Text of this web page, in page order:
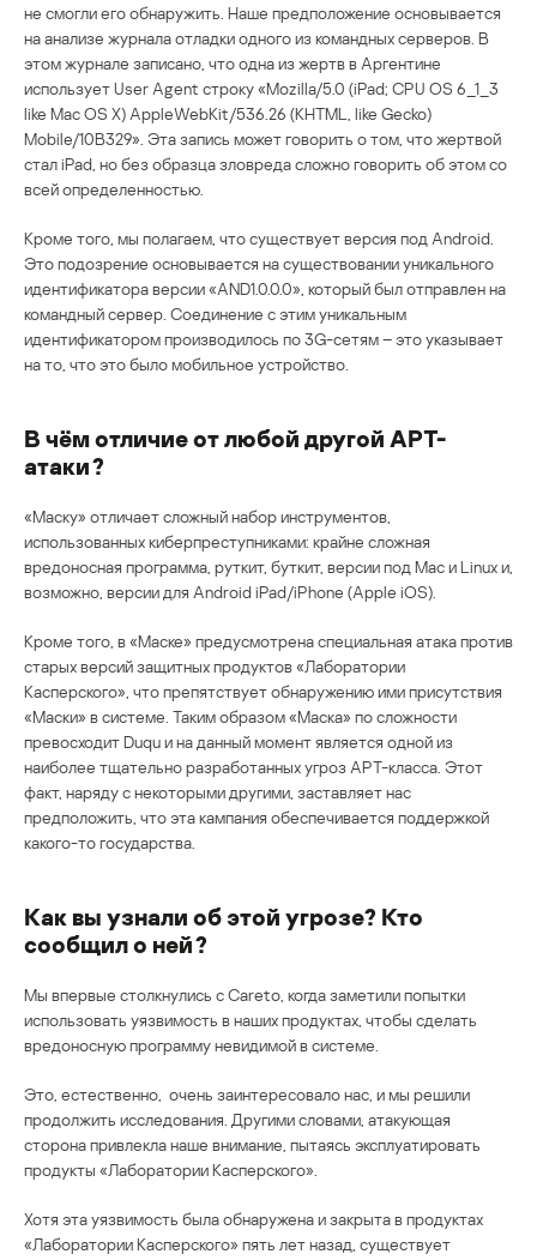
не смогли его обнаружить. Наше предположение основывается
на анализе журнала отладки одного из командных серверов. В
этом журнале записано, что одна из жертв в Аргентине
использует User Agent строку «Mozilla/5.0 (iPad; CPU OS 6_1_3
like Mac OS X) AppleWebKit/536.26 (KHTML, like Gecko)
Mobile/10B329». Эта запись может говорить о том, что жертвой
стал iPad, но без образца зловреда сложно говорить об этом со
всей определенностью.
Кроме того, мы полагаем, что существует версия под Android.
Это подозрение основывается на существовании уникального
идентификатора версии «AND1.0.0.0», который был отправлен на
командный сервер. Соединение с этим уникальным
идентификатором производилось по 3G-сетям – это указывает
на то, что это было мобильное устройство.
В чём отличие от любой другой APT-
атаки?
«Маску» отличает сложный набор инструментов,
использованных киберпреступниками: крайне сложная
вредоносная программа, руткит, буткит, версии под Mac и Linux и,
возможно, версии для Android iPad/iPhone (Apple iOS).
Кроме того, в «Маске» предусмотрена специальная атака против
старых версий защитных продуктов «Лаборатории
Касперского», что препятствует обнаружению ими присутствия
«Маски» в системе. Таким образом «Маска» по сложности
превосходит Duqu и на данный момент является одной из
наиболее тщательно разработанных угроз APT-класса. Этот
факт, наряду с некоторыми другими, заставляет нас
предположить, что эта кампания обеспечивается поддержкой
какого-то государства.
Как вы узнали об этой угрозе? Кто
сообщил о ней?
Мы впервые столкнулись с Careto, когда заметили попытки
использовать уязвимость в наших продуктах, чтобы сделать
вредоносную программу невидимой в системе.
Это, естественно, очень заинтересовало нас, и мы решили
продолжить исследования. Другими словами, атакующая
сторона привлекла наше внимание, пытаясь эксплуатировать
продукты «Лаборатории Касперского».
Хотя эта уязвимость была обнаружена и закрыта в продуктах
«Лаборатории Касперского» пять лет назад, существует